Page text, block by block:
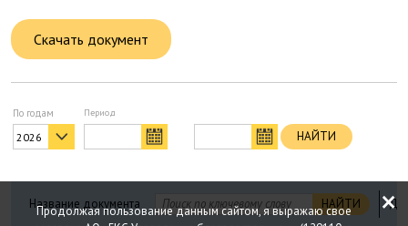
Продолжая пользование данным сайтом, я выражаю свое
×
Скачать документ
По годам
2026 НАЙТИ
Название документа НАЙТИ